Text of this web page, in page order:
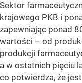
Sektor
krajowego PKB i
zapewniając ponad
wartości – od
produkcji
a w ostatnich pięciu
co potwierdza, że